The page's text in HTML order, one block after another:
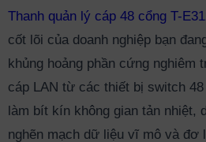
Thanh quản lý cáp 48 cổng T-
cốt lõi của doanh nghiệp bạn
khủng hoảng phần cứng nghiêm
cáp LAN từ các thiết bị switch
làm bít kín không gian tản nhiệt,
nghẽn mạch dữ liệu vĩ mô và đơ